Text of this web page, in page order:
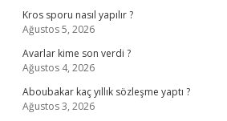
Kros sporu nasıl yapılır ?
Ağustos 5, 2026
Avarlar kime son verdi ?
Ağustos 4, 2026
Aboubakar kaç yıllık sözleşme yaptı ?
Ağustos 3, 2026